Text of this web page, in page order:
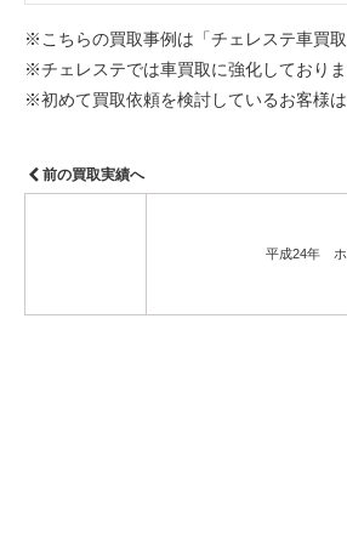
※こちらの買取事例は「チェレステ車買
※チェレステでは車買取に強化しており
※初めて買取依頼を検討しているお客様
前の買取実績へ
平成24年